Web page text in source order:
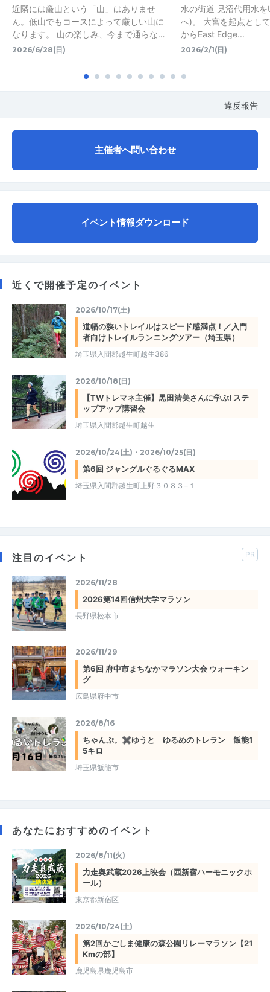
近隣には厳山という「山」はありませ
ん。低山でもコースによって厳しい山に
なります。 山の楽しみ、今まで通らな…
2026/6/28(日)
水の街道 見沼代用水
へ)。 大宮を起点とし
からEast Edge...
2026/2/1(日)
違反報告
主催者へ問い合わせ
イベント情報ダウンロード
近くで開催予定のイベント
2026/10/17(土)
道幅の狭いトレイルはスピード感満点！／入門
者向けトレイルランニングツアー（埼玉県）
埼玉県入間郡越生町越生386
2026/10/18(日)
【TWトレマネ主催】黒田清美さんに学ぶ! ステ
ップアップ講習会
埼玉県入間郡越生町越生
2026/10/24(土)・2026/10/25(日)
第6回 ジャングルぐるぐるMAX
埼玉県入間郡越生町上野３０８３−１
注目のイベント PR
2026/11/28
2026第14回信州大学マラソン
長野県松本市
2026/11/29
第6回 府中市まちなかマラソン大会 ウォーキン
グ
広島県府中市
2026/8/16
ちゃんぷ。✖ゆうと ゆるめのトレラン 飯能1
5キロ
埼玉県飯能市
あなたにおすすめのイベント
2026/8/11(火)
力走奥武蔵2026上映会（西新宿ハーモニックホ
ール）
東京都新宿区
2026/10/24(土)
第2回かごしま健康の森公園リレーマラソン【21
Kmの部】
鹿児島県鹿児島市